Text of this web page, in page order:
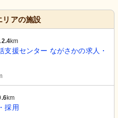
リアの施設
km
支援センター ながさかの求人・
km
採用